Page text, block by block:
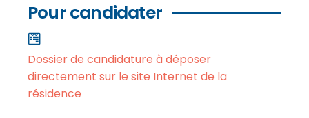
Pour candidater
Dossier de candidature à déposer
directement sur le site Internet de la
résidence